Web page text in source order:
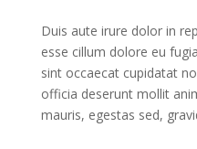
Duis aute irure dolor in
esse cillum dolore eu
sint occaecat cupidatat
officia deserunt mollit
mauris, egestas sed,